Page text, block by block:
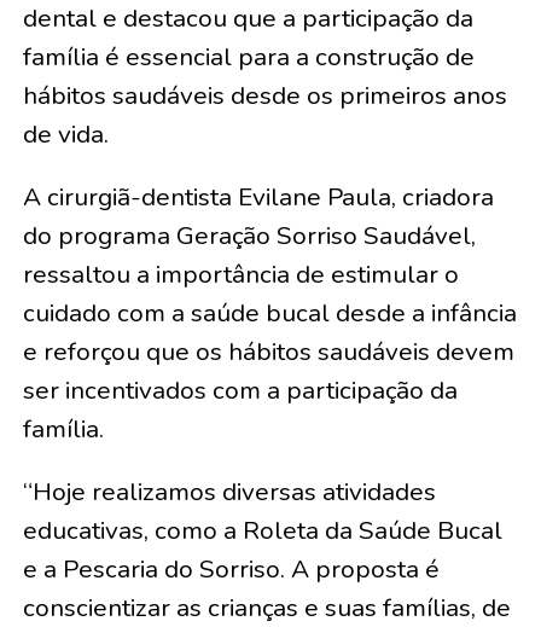
dental e destacou que a participação da
família é essencial para a construção de
hábitos saudáveis desde os primeiros anos
de vida.
A cirurgiã-dentista Evilane Paula, criadora
do programa Geração Sorriso Saudável,
ressaltou a importância de estimular o
cuidado com a saúde bucal desde a infância
e reforçou que os hábitos saudáveis devem
ser incentivados com a participação da
família.
“Hoje realizamos diversas atividades
educativas, como a Roleta da Saúde Bucal
e a Pescaria do Sorriso. A proposta é
conscientizar as crianças e suas famílias, de